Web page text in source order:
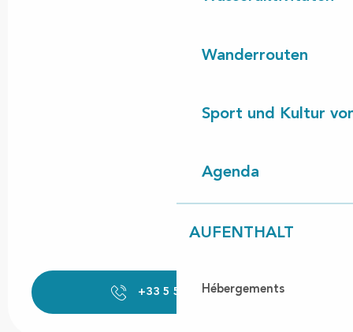
Wanderrouten
Sport und Kultur
Agenda
AUFENTHALT
Hébergements
+33 5 58 89 43▒▒